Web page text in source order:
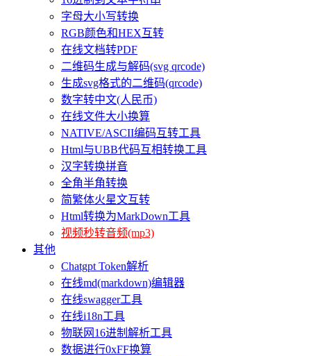
字母大小写转换
RGB颜色和HEX互转
在线文档转PDF
二维码生成与解码(svg qrcode)
生成svg格式的二维码(qrcode)
数字转中文(人民币)
在线文件大小换算
NATIVE/ASCII编码互转工具
Html与UBB代码互相转换工具
汉字转换拼音
全角半角转换
简繁体火星文互转
Html转换为MarkDown工具
视频秒转音频(mp3)
其他
Chatgpt Token解析
在线md(markdown)编辑器
在线swagger工具
在线i18n工具
物联网16进制解析工具
数据进行0xFF换算